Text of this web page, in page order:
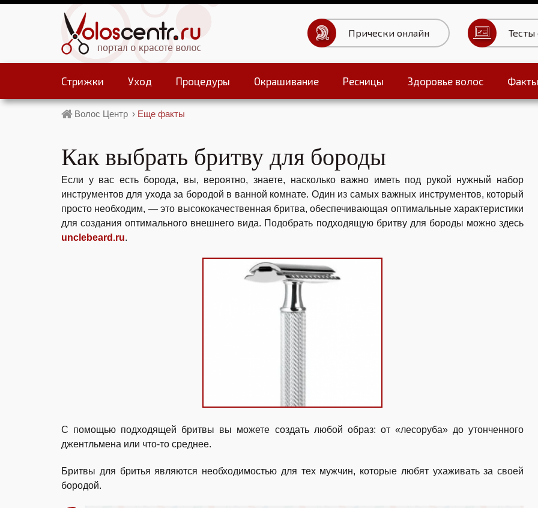
Прически онлайн Тесты
Стрижки Уход Процедуры Окрашивание Ресницы Здоровье волос Факты
Волос Центр › Еще факты
Как выбрать бритву для бороды
Если у вас есть борода, вы, вероятно, знаете, насколько важно иметь под рукой нужный набор
инструментов для ухода за бородой в ванной комнате. Один из самых важных инструментов, который
просто необходим, — это высококачественная бритва, обеспечивающая оптимальные характеристики
для создания оптимального внешнего вида. Подобрать подходящую бритву для бороды можно здесь
unclebeard.ru.
С помощью подходящей бритвы вы можете создать любой образ: от «лесоруба» до утонченного
джентльмена или что-то среднее.
Бритвы для бритья являются необходимостью для тех мужчин, которые любят ухаживать за своей
бородой.